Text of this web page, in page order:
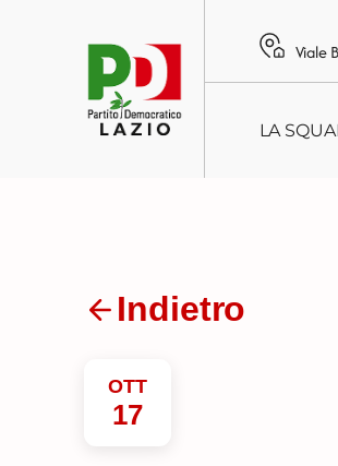
Viale
LA
Indietro
OTT
17